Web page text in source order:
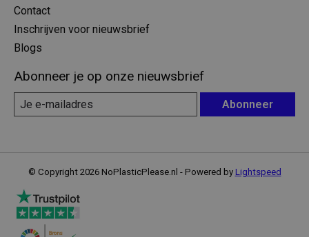
Contact
Inschrijven voor nieuwsbrief
Blogs
Abonneer je op onze nieuwsbrief
Abonneer
© Copyright 2026 NoPlasticPlease.nl - Powered by Lightspeed